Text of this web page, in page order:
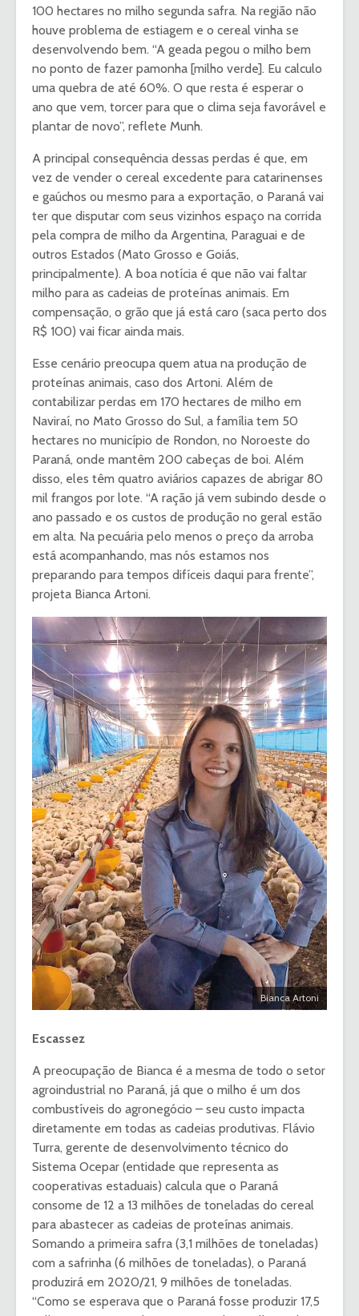
100 hectares no milho segunda safra. Na região não
houve problema de estiagem e o cereal vinha se
desenvolvendo bem. “A geada pegou o milho bem
no ponto de fazer pamonha [milho verde]. Eu calculo
uma quebra de até 60%. O que resta é esperar o
ano que vem, torcer para que o clima seja favorável e
plantar de novo”, reflete Munh.
A principal consequência dessas perdas é que, em
vez de vender o cereal excedente para catarinenses
e gaúchos ou mesmo para a exportação, o Paraná vai
ter que disputar com seus vizinhos espaço na corrida
pela compra de milho da Argentina, Paraguai e de
outros Estados (Mato Grosso e Goiás,
principalmente). A boa notícia é que não vai faltar
milho para as cadeias de proteínas animais. Em
compensação, o grão que já está caro (saca perto dos
R$ 100) vai ficar ainda mais.
Esse cenário preocupa quem atua na produção de
proteínas animais, caso dos Artoni. Além de
contabilizar perdas em 170 hectares de milho em
Naviraí, no Mato Grosso do Sul, a família tem 50
hectares no município de Rondon, no Noroeste do
Paraná, onde mantêm 200 cabeças de boi. Além
disso, eles têm quatro aviários capazes de abrigar 80
mil frangos por lote. “A ração já vem subindo desde o
ano passado e os custos de produção no geral estão
em alta. Na pecuária pelo menos o preço da arroba
está acompanhando, mas nós estamos nos
preparando para tempos difíceis daqui para frente”,
projeta Bianca Artoni.
Bianca Artoni
Escassez
A preocupação de Bianca é a mesma de todo o setor
agroindustrial no Paraná, já que o milho é um dos
combustíveis do agronegócio – seu custo impacta
diretamente em todas as cadeias produtivas. Flávio
Turra, gerente de desenvolvimento técnico do
Sistema Ocepar (entidade que representa as
cooperativas estaduais) calcula que o Paraná
consome de 12 a 13 milhões de toneladas do cereal
para abastecer as cadeias de proteínas animais.
Somando a primeira safra (3,1 milhões de toneladas)
com a safrinha (6 milhões de toneladas), o Paraná
produzirá em 2020/21, 9 milhões de toneladas.
“Como se esperava que o Paraná fosse produzir 17,5